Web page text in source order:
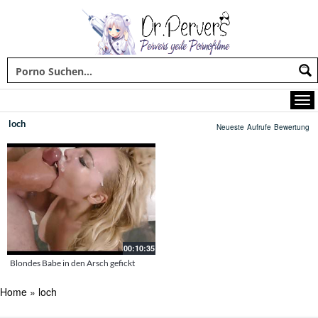
loch Neueste Aufrufe Bewertung
00:10:35
Blondes Babe in den Arsch gefickt
Home » loch